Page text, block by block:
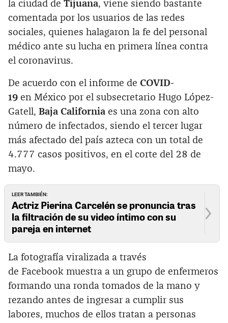
la ciudad de Tijuana, viene siendo bastante
comentada por los usuarios de las redes
sociales, quienes halagaron la fe del personal
médico ante su lucha en primera línea contra
el coronavirus.‌
De acuerdo con el informe de COVID-
19 en México por el subsecretario Hugo López-
Gatell, Baja California es una zona con alto
número de infectados, siendo el tercer lugar
más afectado del país azteca con un total de
4.777 casos positivos, en el corte del 28 de
mayo.
LEER TAMBIÉN:
Actriz Pierina Carcelén se pronuncia tras
la filtración de su video íntimo con su
pareja en internet
La fotografía viralizada a través
de Facebook muestra a un grupo de enfermeros
formando una ronda tomados de la mano y
rezando antes de ingresar a cumplir sus
labores, muchos de ellos tratan a personas